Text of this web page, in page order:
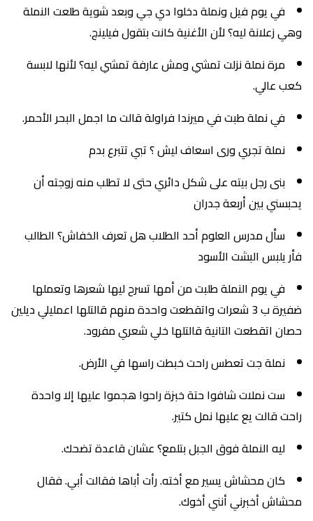
في يوم فيل ونملة دخلوا دي جي وبعد شوية طلعت النملة
وهي زعلانة ليه؟ لأن الأغنية كانت بتقول فيلينج.
مرة نملة نزلت تمشي ومش عارفة تمشي ليه؟ لأنها لابسة
كعب عالي.
في نملة طبت في ميرندا فراولة قالت ما اجمل البحر الأحمر.
نملة تجري ورى اسعاف ليش ؟ تبي تتبرع بدم
بنى رجل بيته على شكل دائري حتى لا تطلب منه زوجته أن
يحبسني بين أربعة جدران
سأل مدرس العلوم أحد الطلاب هل تعرف الخفاش؟ الطالب
فأر يلبس البشت الأسود
في يوم النملة طلبت من أمها تسرح ليها شعرها وتعملها
ضفيرة ب 3 شعرات واتقطعت واحدة منهم قالتلها اعمليلي ديلين
حصان اتقطعت التانية قالتلها خلي شعري مفرود.
نملة جت تعطس راحت خبطت راسها في الأرض.
ست نملات شافوا حتة خبزة راحوا هجموا عليها إلا واحدة
راحت قالت يع عليها نمل كتير.
ليه النملة فوق الجبل بتلمع؟ عشان قاعدة تضحك.
كان محشاش يسير مع أخته. رأت أباها فقالت أبي. فقال
محشاش أخبرني أنني أخوك.